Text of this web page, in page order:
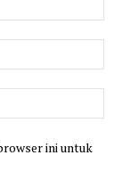
ini untuk